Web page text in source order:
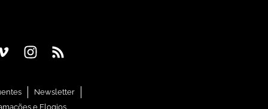
Newsletter
e Elogios